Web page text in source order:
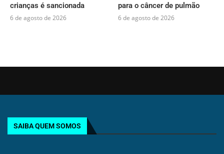
crianças é sancionada
6 de agosto de 2026
para o câncer de pulmão
6 de agosto de 2026
SAIBA QUEM SOMOS